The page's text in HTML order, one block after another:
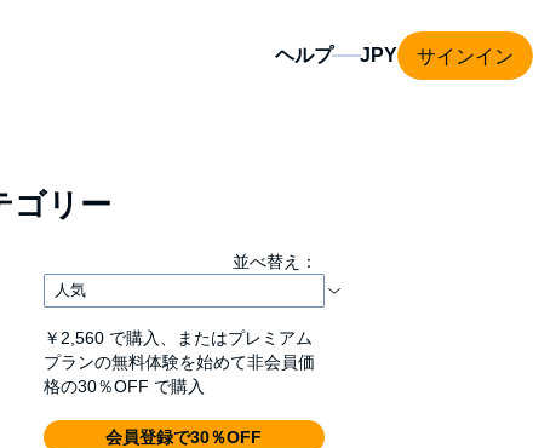
ヘルプ サインイン
ゴリー
並べ替え：
￥2,560 で購入、またはプレミアム
プランの無料体験を始めて非会員価
格の30％OFF で購入
会員登録で30％OFF